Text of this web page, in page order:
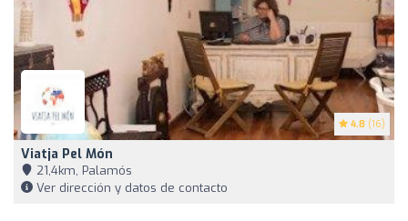
4.8 (16)
Viatja Pel Món
21,4km, Palamós
Ver dirección y datos de contacto